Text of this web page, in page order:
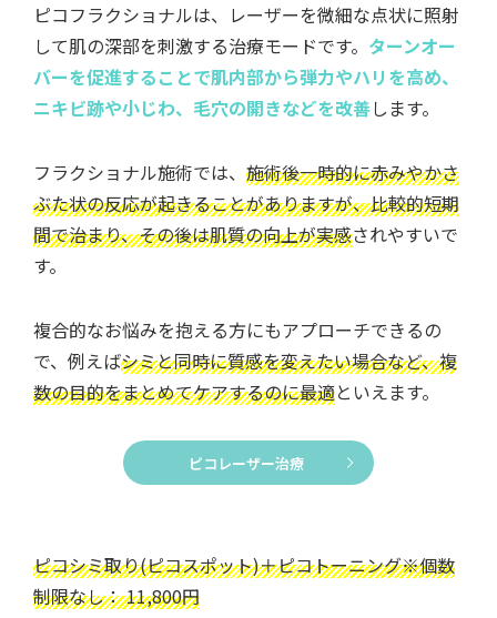
ピコフラクショナルは、レーザーを微細な点状に照射
して肌の深部を刺激する治療モードです。 ターンオー
バーを促進することで肌内部から弾力やハリを高め、
ニキビ跡や小じわ、毛穴の開きなどを改善します。
フラクショナル施術では、 施術後一時的に赤みやかさ
ぶた状の反応が起きることがありますが、比較的短期
間で治まり、その後は肌質の向上が実感されやすいで
す。
複合的なお悩みを抱える方にもアプローチできるの
で、例えばシミと同時に質感を変えたい場合など、複
数の目的をまとめてケアするのに最適といえます。
ピコレーザー治療
ピコシミ取り(ピコスポット)＋ピコトーニング※個数
制限なし： 11,800円